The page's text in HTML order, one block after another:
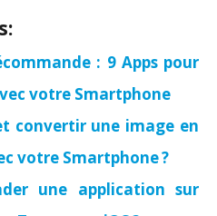
: 9 Apps pour
votre Smartphone
convertir une image en
votre Smartphone ?
une application sur